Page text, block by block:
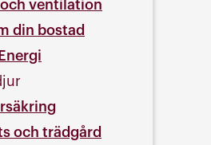
ventilation
din bostad
och trädgård